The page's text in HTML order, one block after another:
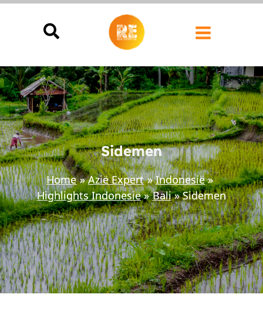
Ga
Sidemen
Home Azië Expert
Indonesië
Highlights Indonesië
Bali Sidemen